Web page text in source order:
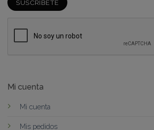
Mi cuenta
Mi cuenta
Mis pedidos